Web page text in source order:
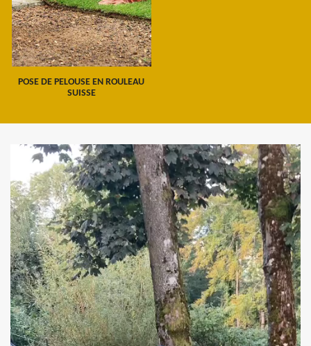
POSE DE PELOUSE EN ROULEAU
SUISSE